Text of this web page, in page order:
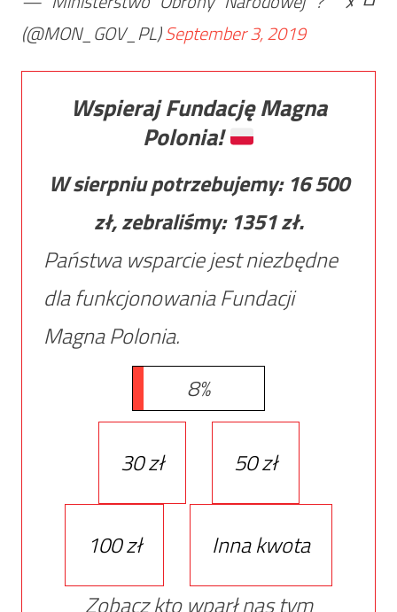
(@MON_GOV_PL)September 3, 2019
Wspieraj Fundację Magna
Polonia!
W sierpniu potrzebujemy: 16 500
zł, zebraliśmy: 1351zł.
Państwa wsparcie jest niezbędne
dla funkcjonowania Fundacji
Magna Polonia.
8%
30 zł 50 zł
100 zł
Inna kwota
Zobacz kto wparł nas tym